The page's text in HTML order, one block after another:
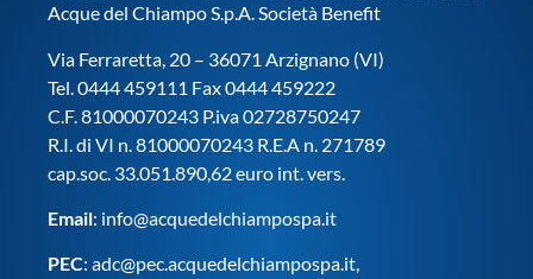
Acque del Chiampo S.p.A. Società Benefit
Via Ferraretta, 20 – 36071 Arzignano (VI)
Tel. 0444 459111 Fax 0444 459222
C.F. 81000070243 P.iva 02728750247
R.I. di VI n. 81000070243 R.E.A n. 271789
cap.soc. 33.051.890,62 euro int. vers.
Email: info@acquedelchiampospa.it
PEC: adc@pec.acquedelchiampospa.it,